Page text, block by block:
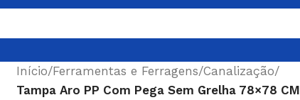
Início/Ferramentas e Ferragens/Canalização/
Tampa Aro PP Com Pega Sem Grelha 78×78 CM